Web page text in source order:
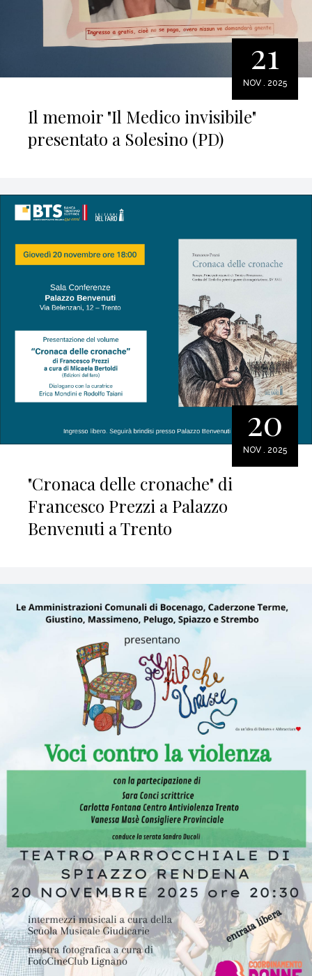
21
NOV . 2025
Il memoir "Il Medico invisibile"
presentato a Solesino (PD)
20
NOV . 2025
"Cronaca delle cronache" di
Francesco Prezzi a Palazzo
Benvenuti a Trento